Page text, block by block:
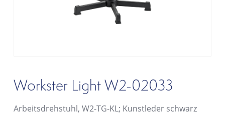
Workster Light W2-02033
Arbeitsdrehstuhl, W2-TG-KL; Kunstleder schwarz